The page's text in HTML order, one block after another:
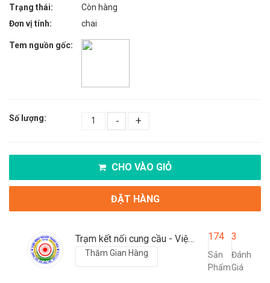
Trạng thái:
Còn hàng
Đơn vị tính:
chai
Tem nguồn gốc:
Số lượng: - +
CHO VÀO GIỎ
ĐẶT HÀNG
Trạm kết nối cung cầu - Viện nông nghiệp Thanh Hoá
Thăm Gian Hàng
174
Sản
Phẩm
3
Đánh
Giá